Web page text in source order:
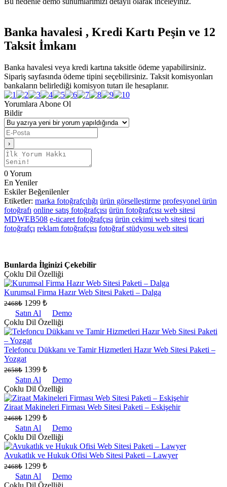
Banka havalesi , Kredi Kartı Peşin ve 12
Taksit İmkanı
Banka havalesi veya kredi kartına taksitle ödeme yapabilirsiniz.
Sipariş sayfasında ödeme tipini seçebilirsiniz. Taksit komisyonları
bankaların belirlediği komisyon tutarı ile hesaplanır.
Yorumlara Abone Ol
Bildir
0Yorum
En Yeniler
Eskiler Beğenilenler
Etiketler: marka fotoğrafçılığı ürün görselleştirme profesyonel ürün
fotoğrafı online satış fotoğrafçısı ürün fotoğrafçısı web sitesi
MDWEB508 e-ticaret fotoğrafçısı ürün çekimi web sitesi ticari
fotoğrafçı reklam fotoğrafçısı fotoğraf stüdyosu web sitesi
Bunlarda İlginizi Çekebilir
Çoklu Dil Özelliği
Kurumsal Firma Hazır Web Sitesi Paketi – Dalga
2468₺ 1299 ₺
Satın Al
Demo
Çoklu Dil Özelliği
Telefoncu Dükkanı ve Tamir Hizmetleri Hazır Web Sitesi Paketi –
Yozgat
2658₺ 1399 ₺
Satın Al
Demo
Çoklu Dil Özelliği
Ziraat Makineleri Firması Web Sitesi Paketi – Eskişehir
2468₺ 1299 ₺
Satın Al
Demo
Çoklu Dil Özelliği
Avukatlık ve Hukuk Ofisi Web Sitesi Paketi – Lawyer
2468₺ 1299 ₺
Satın Al
Demo
Çoklu Dil Özelliği